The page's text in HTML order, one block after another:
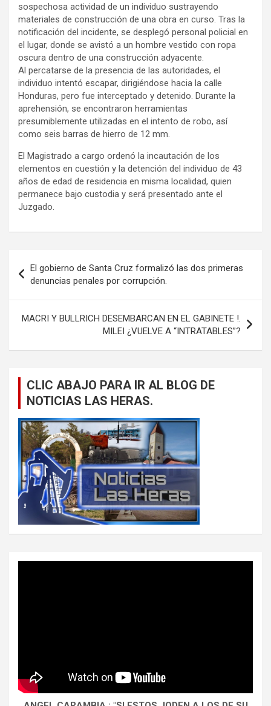
sospechosa actividad de un individuo sustrayendo
materiales de construcción de una obra en curso. Tras la
notificación del incidente, se desplegó personal policial en
el lugar, donde se avistó a un hombre vestido con ropa
oscura dentro de una construcción adyacente.
Al percatarse de la presencia de las autoridades, el
individuo intentó escapar, dirigiéndose hacia la calle
Honduras, pero fue interceptado y detenido. Durante la
aprehensión, se encontraron herramientas
presumiblemente utilizadas en el intento de robo, así
como seis barras de hierro de 12 mm.
El Magistrado a cargo ordenó la incautación de los
elementos en cuestión y la detención del individuo de 43
años de edad de residencia en misma localidad, quien
permanece bajo custodia y será presentado ante el
Juzgado.
de
entradas
El gobierno de Santa Cruz formalizó las dos primeras
denuncias penales por corrupción.
MACRI Y BULLRICH DESEMBARCAN EN EL GABINETE !.
MILEI ¿VUELVE A “INTRATABLES”?
CLIC ABAJO PARA IR AL BLOG DE
NOTICIAS LAS HERAS.